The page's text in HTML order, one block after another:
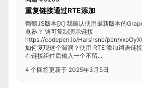
重复链接通过RTE添加
葡萄JS版本[X] 我确认使用最新版本的
览器？ 铬可复制演示链接
https://codepen.io/Harshsne/pen/
如何复现这个漏洞？使用 RTE 添加词语链
在链接组件后输入一个不留...
4 个回答更新于 2025年3月5日